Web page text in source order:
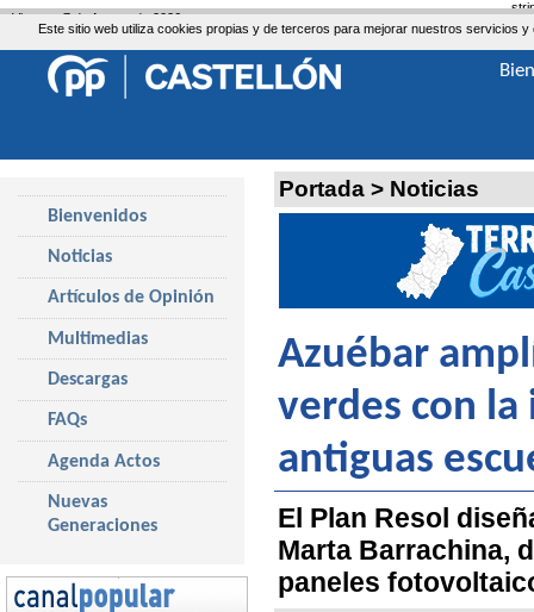
Este sitio web utiliza cookies propias y de terceros para mejorar nuestros servicios
Portada > Noticias
Azuébar
verdes con la
antiguas
El Plan Resol
Marta Barrachina,
paneles
Bienvenidos
Noticias
Artículos de Opinión
Multimedias
Descargas
FAQs
Agenda Actos
Nuevas
Generaciones
Viernes, 7 de Agosto de 2026